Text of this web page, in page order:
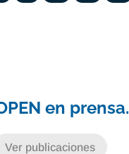
en prensa.
Ver publicaciones